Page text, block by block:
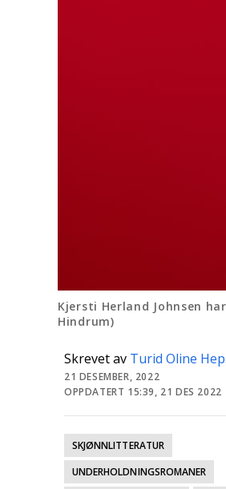
Kjersti Herland Johnsen
Hindrum)
Skrevet av Turid Oline
21 DESEMBER, 2022
OPPDATERT 15:39, 21 DES 2022
SKJØNNLITTERATUR
UNDERHOLDNINGSROMANER